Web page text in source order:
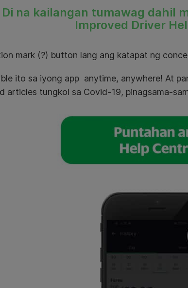
Di na kailangan tumawag dahil
Improved Driver
mark (?) button lang ang katapat ng
ito sa iyong app anytime, anywhere! At
articles tungkol sa Covid-19, pinagsama-